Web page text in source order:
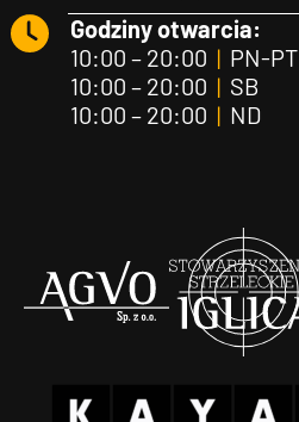
Godziny otwarcia:
10:00 – 20:00 |PN-PT
10:00 – 20:00 |SB
10:00 – 20:00 |ND
Agvo Iglica